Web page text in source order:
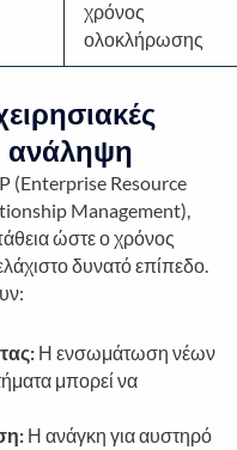
χρόνος
ολοκλήρωσης
ανάληψη
(Enterprise Resource
Management),
ώστε ο χρόνος
δυνατό επίπεδο.
Η ενσωμάτωση νέων
μπορεί να
Η ανάγκη για αυστηρό